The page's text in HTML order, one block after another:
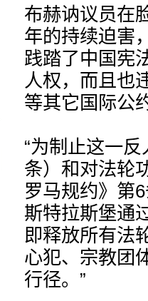
布赫讷议员在
年的持续迫害
践踏了中国宪
人权，而且也
等其它国际公
“为制止这一
条）和对法轮
罗马规约》第
斯特拉斯堡通
即释放所有法
心犯、宗教团
行径。”